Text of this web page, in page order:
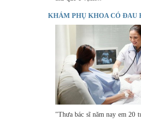
KHÁM PHỤ KHOA CÓ ĐAU
"Thưa bác sĩ năm nay em 20